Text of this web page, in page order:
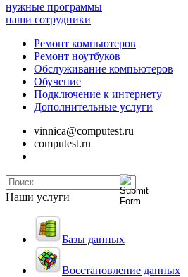
нужные программы
наши сотрудники
Ремонт компьютеров
Ремонт ноутбуков
Обслуживание компьютеров
Обучение
Подключение к интернету
Дополнительные услуги
vinnica@computest.ru
computest.ru
Наши услуги
Базы данных
Восстановление данных